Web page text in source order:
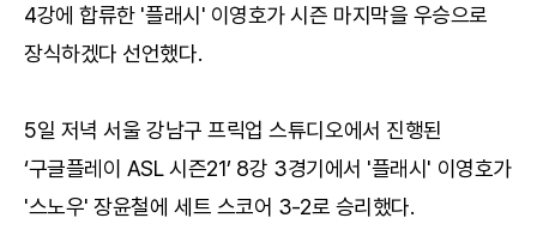
4강에 합류한 '플래시' 이영호가 시즌 마지막을 우승으로
장식하겠다 선언했다.
5일 저녁 서울 강남구 프릭업 스튜디오에서 진행된
‘구글플레이 ASL 시즌21’ 8강 3경기에서 '플래시' 이영호가
'스노우' 장윤철에 세트 스코어 3-2로 승리했다.